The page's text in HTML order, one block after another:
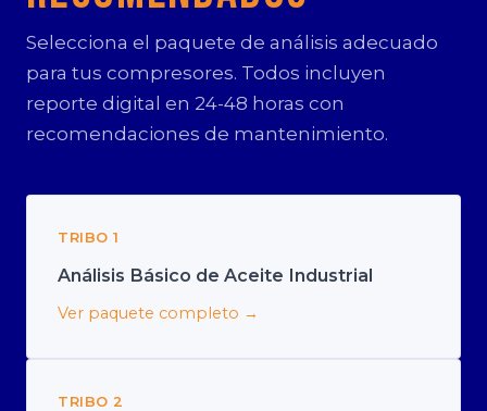
Selecciona el paquete de análisis adecuado
para tus compresores. Todos incluyen
reporte digital en 24-48 horas con
recomendaciones de mantenimiento.
TRIBO 1
Análisis Básico de Aceite Industrial
Ver paquete completo →
TRIBO 2